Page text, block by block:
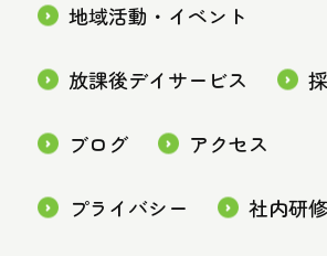
地域活動・イベント
放課後デイサービス
ブログ アクセス
プライバシー 社内研修